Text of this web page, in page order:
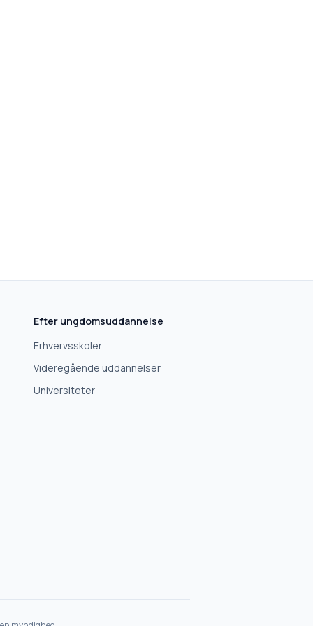
Efter ungdomsuddannelse
Erhvervsskoler
Videregående uddannelser
Universiteter